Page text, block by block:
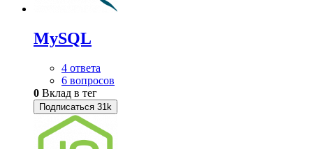
MySQL
4 ответа
6 вопросов
0 Вклад в тег
Подписаться 31k